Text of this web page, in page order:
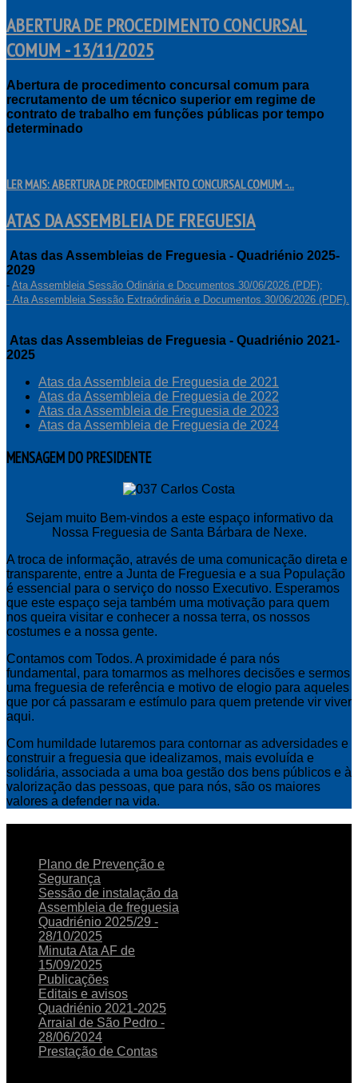
ABERTURA DE PROCEDIMENTO CONCURSAL
COMUM - 13/11/2025
Abertura de procedimento concursal comum para
recrutamento de um técnico superior em regime de
contrato de trabalho em funções públicas por tempo
determinado
LER MAIS: ABERTURA DE PROCEDIMENTO CONCURSAL COMUM -...
ATAS DA ASSEMBLEIA DE FREGUESIA
Atas das Assembleias de Freguesia - Quadriénio 2025-
2029
- Ata Assembleia Sessão Odinária e Documentos 30/06/2026 (PDF);
- Ata Assembleia Sessão Extraórdinária e Documentos 30/06/2026 (PDF).
Atas das Assembleias de Freguesia - Quadriénio 2021-
2025
Atas da Assembleia de Freguesia de 2021
Atas da Assembleia de Freguesia de 2022
Atas da Assembleia de Freguesia de 2023
Atas da Assembleia de Freguesia de 2024
MENSAGEMDO PRESIDENTE
Sejam muito Bem-vindos a este espaço informativo da
Nossa Freguesia de Santa Bárbara de Nexe.
A troca de informação, através de uma comunicação direta e
transparente, entre a Junta de Freguesia e a sua População
é essencial para o serviço do nosso Executivo. Esperamos
que este espaço seja também uma motivação para quem
nos queira visitar e conhecer a nossa terra, os nossos
costumes e a nossa gente.
Contamos com Todos. A proximidade é para nós
fundamental, para tomarmos as melhores decisões e sermos
uma freguesia de referência e motivo de elogio para aqueles
que por cá passaram e estímulo para quem pretende vir viver
aqui.
Com humildade lutaremos para contornar as adversidades e
construir a freguesia que idealizamos, mais evoluída e
solidária, associada a uma boa gestão dos bens públicos e à
valorização das pessoas, que para nós, são os maiores
valores a defender na vida.
Plano de Prevenção e
Segurança
Sessão de instalação da
Assembleia de freguesia
Quadriénio 2025/29 -
28/10/2025
Minuta Ata AF de
15/09/2025
Publicações
Editais e avisos
Quadriénio 2021-2025
Arraial de São Pedro -
28/06/2024
Prestação de Contas